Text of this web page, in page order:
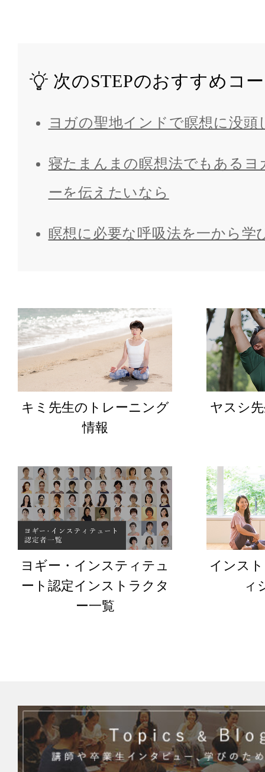
次のSTEPのおすすめコ
ヨガの聖地インドで瞑想に没頭
寝たまんまの瞑想法でもあるヨ
ーを伝えたいなら
瞑想に必要な呼吸法を一から学
キミ先生のトレーニング
情報
ヤスシ
ヨギー・インスティテュ
ート認定インストラクタ
ー一覧
インス
ィ